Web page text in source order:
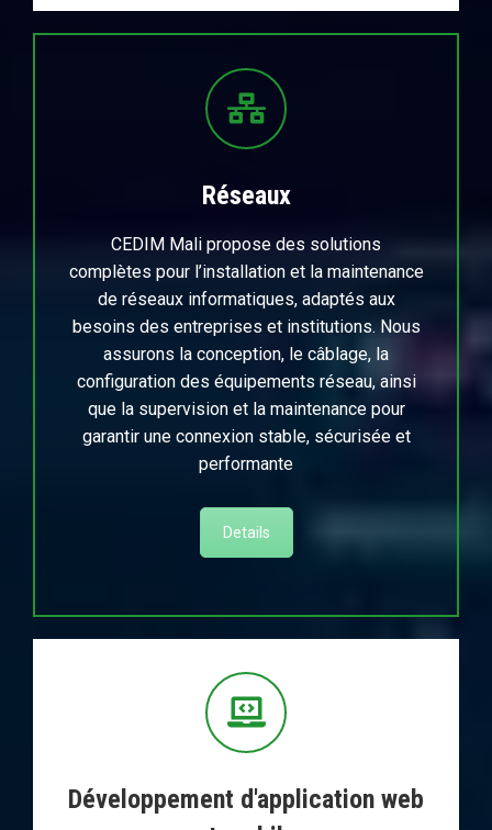
Réseaux
CEDIM Mali propose des solutions
complètes pour l’installation et la maintenance
de réseaux informatiques, adaptés aux
besoins des entreprises et institutions. Nous
assurons la conception, le câblage, la
configuration des équipements réseau, ainsi
que la supervision et la maintenance pour
garantir une connexion stable, sécurisée et
performante
Details
Développement d'application web